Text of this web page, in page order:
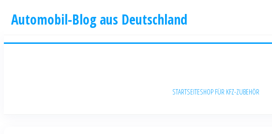
Automobil-Blog aus Deutschland
STARTSEITESHOP FÜR KFZ-ZUBEHÖR